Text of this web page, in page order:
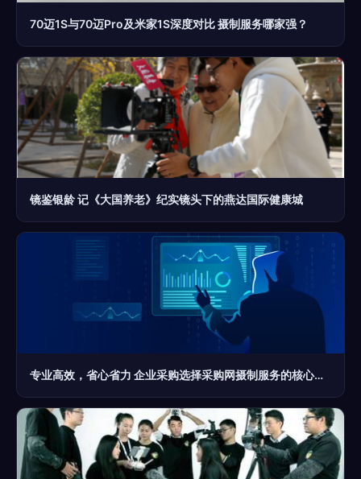
70迈1S与70迈Pro及米家1S深度对比 摄制服务哪家强？
镜鉴银龄 记《大国养老》纪实镜头下的燕达国际健康城
专业高效，省心省力 企业采购选择采购网摄制服务的核心优势